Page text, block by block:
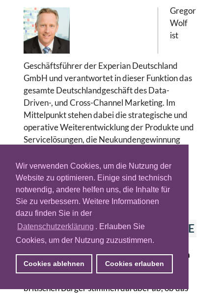
Wir verwenden Cookies, um die Nutzung der
Website zu optimieren. Einige sind technisch
notwendig, andere helfen uns, die Inhalte für
Sie zu verbessern. Weitere Informationen
dazu finden Sie in der
Datenschutzerklärung . Erlauben Sie
Cookies, um der Nutzung zuzustimmen.
Cookies ablehnen Cookies erlauben
Gregor
Wolf
ist
Geschäftsführer der Experian Deutschland
GmbH und verantwortet in dieser Funktion das
gesamte Deutschlandgeschäft des Data-
Driven-, und Cross-Channel Marketing. Im
Mittelpunkt stehen dabei die strategische und
operative Weiterentwicklung der Produkte und
Servicelösungen, die Neukundengewinnung
Marketing Services im deutschen Markt.
Für Profil-Updates, wenden Sie sich bitte an:
redaktion@adzine.de
GREGOR WOLF AUF ADZINE
Folgen eines möglichen Absprungs: Stimmen
aus der Branche zum Brexit
Am morgigen Donnerstag ist es soweit, die
britischen Bürger stimmen darüber ab, ob das